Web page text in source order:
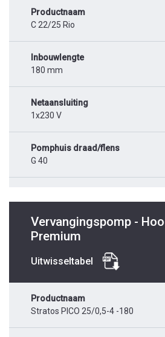
Productnaam
C 22/25 Rio
Inbouwlengte
180 mm
Netaansluiting
1x230 V
Pomphuis draad/flens
G 40
Vervangingspomp -
Premium
Uitwisseltabel
Productnaam
Stratos PICO 25/0,5-4 -180